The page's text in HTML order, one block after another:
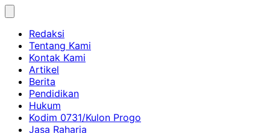
Skip
contentRedaksi
Tentang Kami
Kontak Kami
Artikel
Berita
Pendidikan
Hukum
Kodim 0731/Kulon Progo
Jasa Raharja